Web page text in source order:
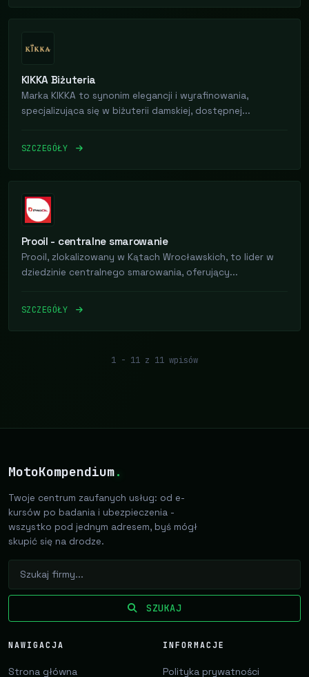
KIKKA Biżuteria
Marka KIKKA to synonim elegancji i wyrafinowania,
specjalizująca się w biżuterii damskiej, dostępnej...
SZCZEGÓŁY
Prooil - centralne smarowanie
Prooil, zlokalizowany w Kątach Wrocławskich, to lider w
dziedzinie centralnego smarowania, oferujący...
SZCZEGÓŁY
1 - 11 z 11 wpisów
MotoKompendium.
Twoje centrum zaufanych usług: od e-
kursów po badania i ubezpieczenia -
wszystko pod jednym adresem, byś mógł
skupić się na drodze.
SZUKAJ
NAWIGACJA
Strona główna
INFORMACJE
Polityka prywatności